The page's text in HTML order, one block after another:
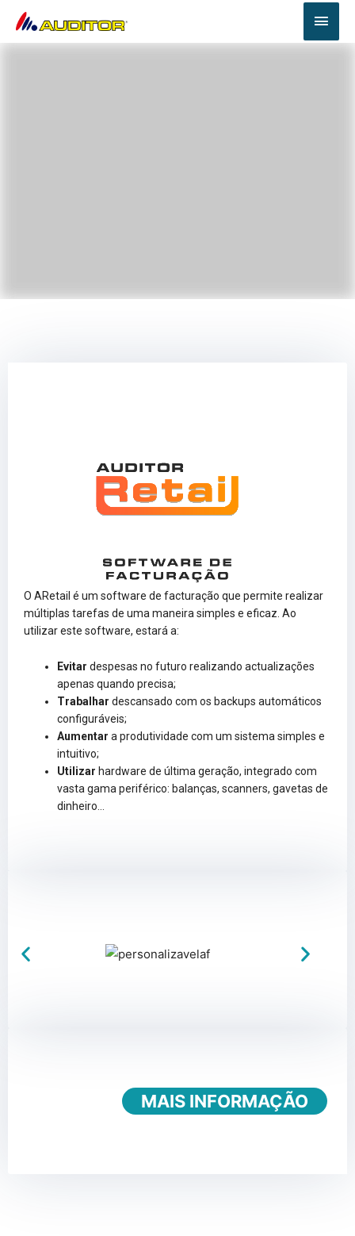
O ARetail é um software de facturação que permite realizar
múltiplas tarefas de uma maneira simples e eficaz. Ao
utilizar este software, estará a:
Evitar despesas no futuro realizando actualizações
apenas quando precisa;
Trabalhar descansado com os backups automáticos
configuráveis;
Aumentar a produtividade com um sistema simples e
intuitivo;
Utilizar hardware de última geração, integrado com
vasta gama periférico: balanças, scanners, gavetas de
dinheiro…
MAIS INFORMAÇÃO